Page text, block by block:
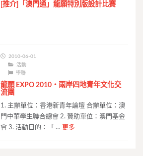
[推介]「澳門通」龍願特別版設計比賽
2010-06-01
活動
學聯
龍願 EXPO 2010‧兩岸四地青年文化交
流團
1. 主辦單位：香港新青年論壇 合辦單位：澳
門中華學生聯合總會 2. 贊助單位：澳門基金
會 3. 活動目的：「 … 更多